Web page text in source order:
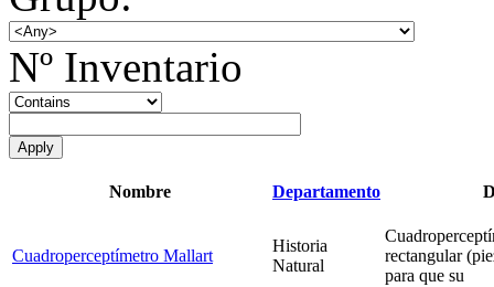
Nº Inventario
Nombre Departamento
Cuadroperceptímetro Mallart
Historia
Natural
rectangular
para que su